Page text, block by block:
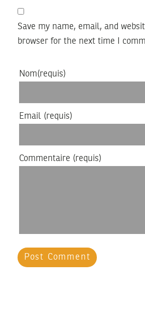
Save my name, email, and
browser for the next time I
Nom(requis)
Email (requis)
Commentaire (requis)